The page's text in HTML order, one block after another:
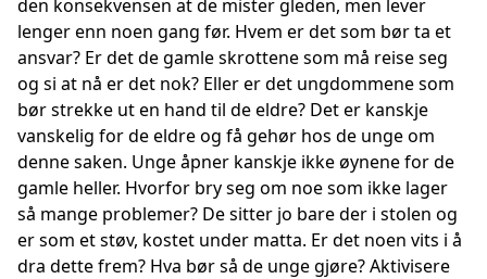
den konsekvensen at de mister gleden, men lever
lenger enn noen gang før. Hvem er det som bør ta et
ansvar? Er det de gamle skrottene som må reise seg
og si at nå er det nok? Eller er det ungdommene som
bør strekke ut en hand til de eldre? Det er kanskje
vanskelig for de eldre og få gehør hos de unge om
denne saken. Unge åpner kanskje ikke øynene for de
gamle heller. Hvorfor bry seg om noe som ikke lager
så mange problemer? De sitter jo bare der i stolen og
er som et støv, kostet under matta. Er det noen vits i å
dra dette frem? Hva bør så de unge gjøre? Aktivisere